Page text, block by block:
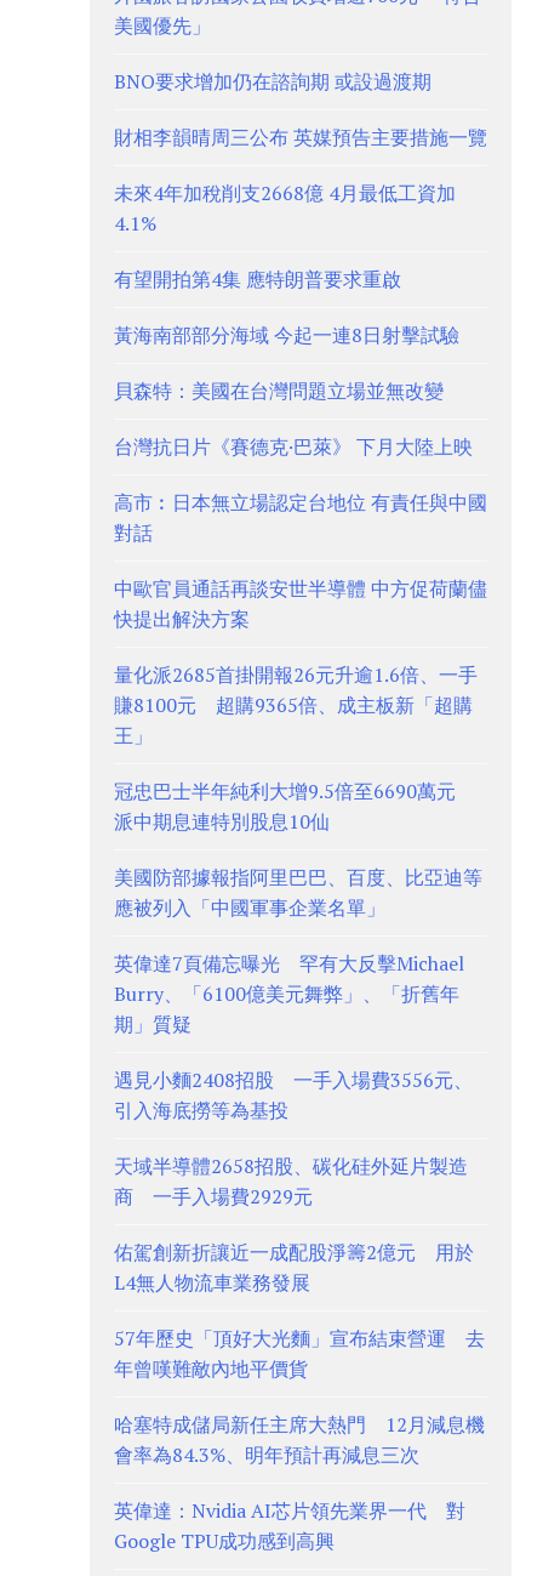
美國優先」
BNO要求增加仍在諮詢期 或設過渡期
財相李韻晴周三公布 英媒預告主要措施一覽
未來4年加稅削支2668億 4月最低工資加
4.1%
有望開拍第4集 應特朗普要求重啟
黃海南部部分海域 今起一連8日射擊試驗
貝森特：美國在台灣問題立場並無改變
台灣抗日片《賽德克·巴萊》 下月大陸上映
高市︰日本無立場認定台地位 有責任與中國
對話
中歐官員通話再談安世半導體 中方促荷蘭儘
快提出解決方案
量化派2685首掛開報26元升逾1.6倍、一手
賺8100元 超購9365倍、成主板新「超購
王」
冠忠巴士半年純利大增9.5倍至6690萬元
派中期息連特別股息10仙
美國防部據報指阿里巴巴、百度、比亞迪等
應被列入「中國軍事企業名單」
英偉達7頁備忘曝光 罕有大反擊Michael
Burry、「6100億美元舞弊」、「折舊年
期」質疑
遇見小麵2408招股 一手入場費3556元、
引入海底撈等為基投
天域半導體2658招股、碳化硅外延片製造
商 一手入場費2929元
佑駕創新折讓近一成配股淨籌2億元 用於
L4無人物流車業務發展
57年歷史「頂好大光麵」宣布結束營運 去
年曾嘆難敵內地平價貨
哈塞特成儲局新任主席大熱門 12月減息機
會率為84.3%、明年預計再減息三次
英偉達：Nvidia AI芯片領先業界一代 對
Google TPU成功感到高興